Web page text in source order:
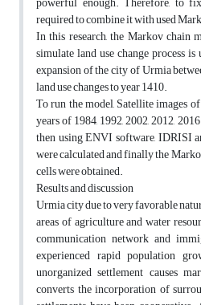
required to combine it with used
In this research, the Markov chain
simulate land use change process
expansion of the city of Urmia
land use changes to year 1410.
To run the model, Satellite images
years of 1984, 1992, 2002, 2012,
then using ENVI software, IDRISI
were calculated and finally the
cells were obtained.
Results and discussion
Urmia city due to very favorable
areas of agriculture and water
communication network and
experienced rapid population
unorganized settlement causes
converts the incorporation of